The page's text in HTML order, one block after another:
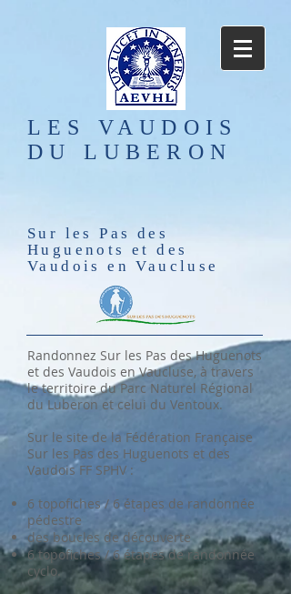
LES VAUDOIS
DU LUBERON
Sur les Pas des
Huguenots et des
Vaudois en Vaucluse
Randonnez Sur les Pas des Huguenots
et des Vaudois en Vaucluse, à travers
le territoire du Parc Naturel Régional
du Luberon et celui du Ventoux.
Sur le site de la Fédération Française
Sur les Pas des Huguenots et des
Vaudois FF SPHV :​
6 topofiches / 6 étapes de randonnée
pédestre
des boucles de découverte
6 topofiches / 6 étapes de randonnée
cyclo.